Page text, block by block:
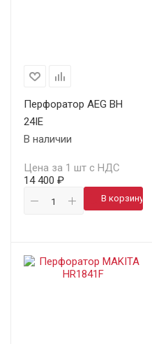
Перфоратор AEG ВН
24IE
В наличии
Цена за 1 шт с НДС
14 400 ₽
В корзину